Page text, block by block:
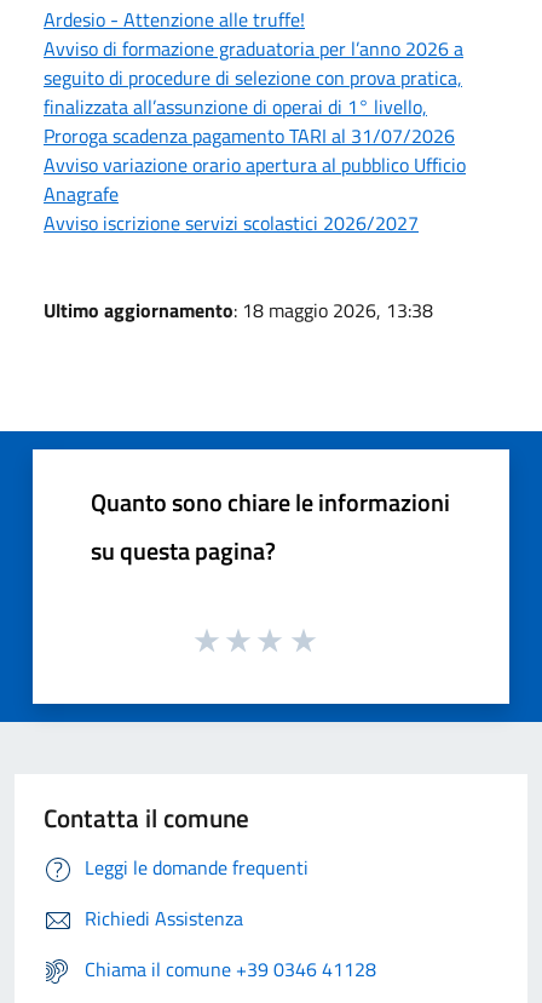
Ardesio - Attenzione alle truffe!
Avviso di formazione graduatoria per l’anno 2026 a
seguito di procedure di selezione con prova pratica,
finalizzata all’assunzione di operai di 1° livello,
Proroga scadenza pagamento TARI al 31/07/2026
Avviso variazione orario apertura al pubblico Ufficio
Anagrafe
Avviso iscrizione servizi scolastici 2026/2027
Ultimo aggiornamento: 18 maggio 2026, 13:38
Quanto sono chiare le informazioni
su questa pagina?
Contatta il comune
Leggi le domande frequenti
Richiedi Assistenza
Chiama il comune +39 0346 41128